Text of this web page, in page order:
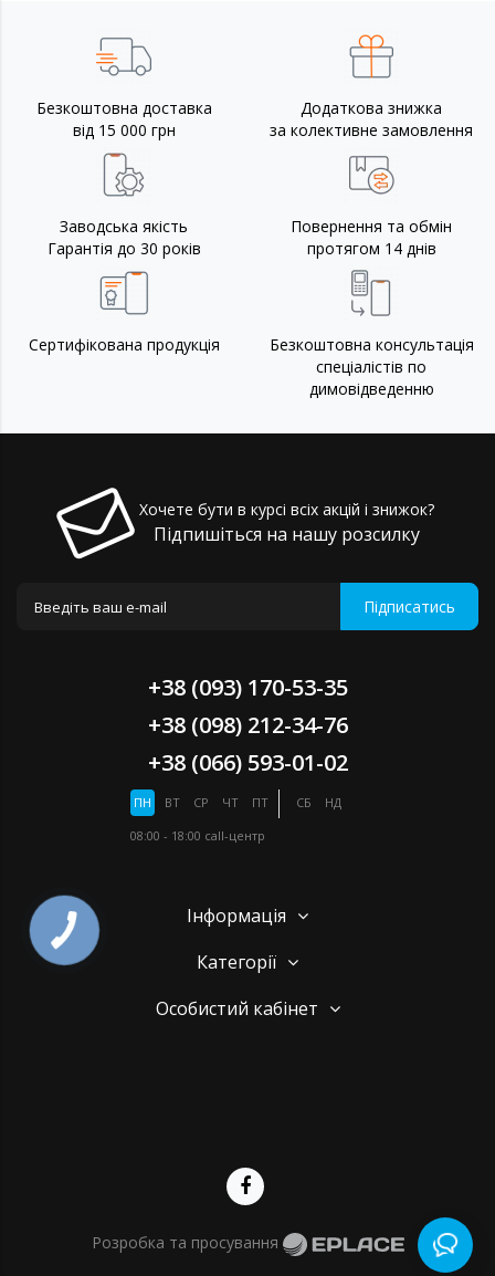
Безкоштовна доставка
від 15 000 грн
Додаткова знижка
за колективне замовлення
Заводська якість
Гарантія до 30 років
Повернення та обмін
протягом 14 днів
Сертифікована продукція
Безкоштовна консультація
спеціалістів по
димовідведенню
Хочете бути в курсі всіх акцій і знижок?
Підпишіться на нашу розсилку
Підписатись
+38 (093) 170-53-35
+38 (098) 212-34-76
+38 (066) 593-01-02
ПН ВТ СР ЧТ ПТ СБ
НД
08:00 - 18:00 call-центр
Інформація
Категорії
Особистий кабінет
Розробка та просування